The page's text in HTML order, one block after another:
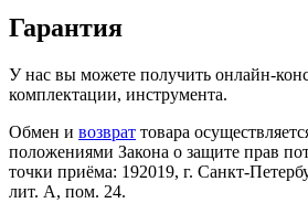
Гарантия
У нас вы можете получить онлайн-
комплектации, инструмента.
Обмен и возврат товара
положениями Закона о защите прав
точки приёма: 192019, г. Санкт-
лит. А, пом. 24.